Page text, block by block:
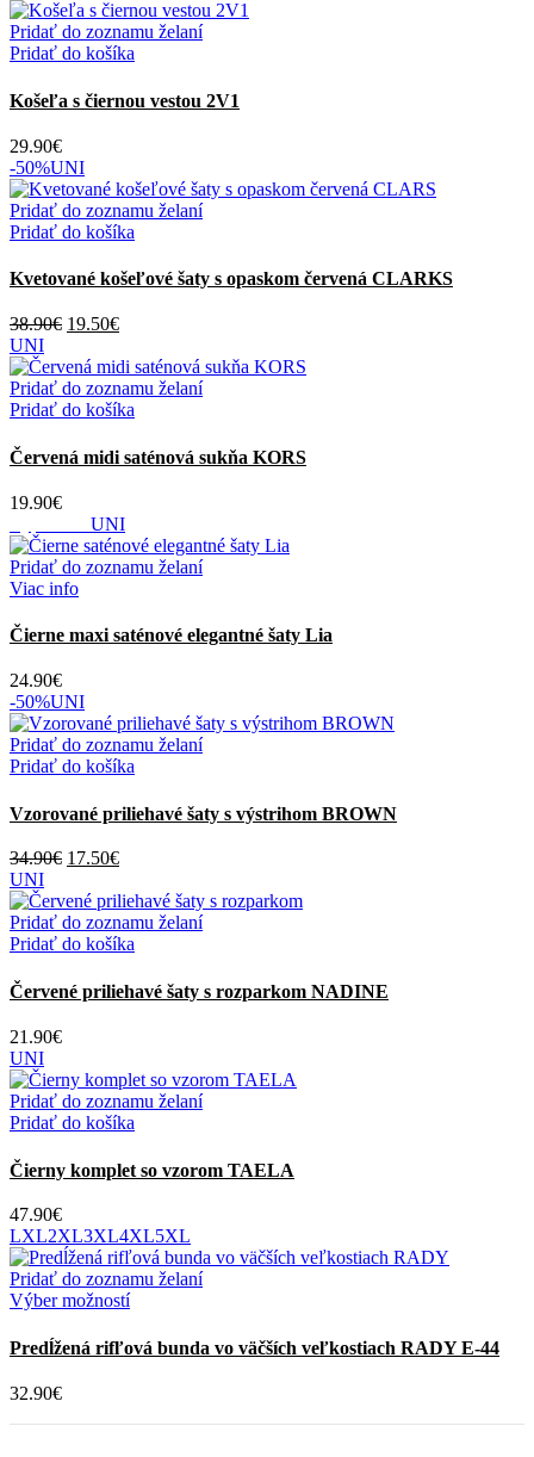
stránke
produktu.
Pridať do zoznamu želaní
Pridať do košíka
Košeľa s čiernou vestou 2V1
29.90€
-50%UNI
Pridať do zoznamu želaní
Pridať do košíka
Kvetované košeľové šaty s opaskom červená CLARKS
38.90€ Pôvodná
bola:
38.90€.
19.50€Aktuálna
je:
19.50€.
UNI
Pridať do zoznamu želaní
Pridať do košíka
Červená midi saténová sukňa KORS
19.90€
UNI
Pridať do zoznamu želaní
Viac info
Čierne maxi saténové elegantné šaty Lia
24.90€
-50%UNI
Pridať do zoznamu želaní
Pridať do košíka
Vzorované priliehavé šaty s výstrihom BROWN
34.90€ Pôvodná
bola:
34.90€.
17.50€Aktuálna
je:
17.50€.
UNI
Pridať do zoznamu želaní
Pridať do košíka
Červené priliehavé šaty s rozparkom NADINE
21.90€
UNI
Pridať do zoznamu želaní
Pridať do košíka
Čierny komplet so vzorom TAELA
47.90€
LXL2XL3XL4XL5XL
Pridať do zoznamu želaní
Výber možnostíTento
má
viacero
si
Predĺžená rifľová bunda vo väčších veľkostiach RADY E-44
32.90€